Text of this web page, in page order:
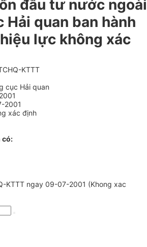
đầu tư nước ngoài
Hải quan ban hành
lực không xác
KTTT
cục Hải quan
2001
xác định
có:
KTTT ngay 09-07-2001 (Khong xac